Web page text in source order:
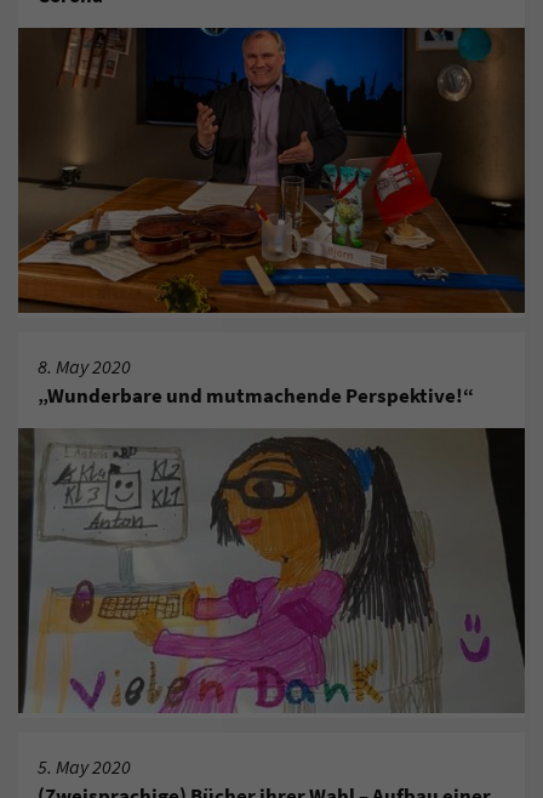
8. May 2020
„Wunderbare und mutmachende Perspektive!“
5. May 2020